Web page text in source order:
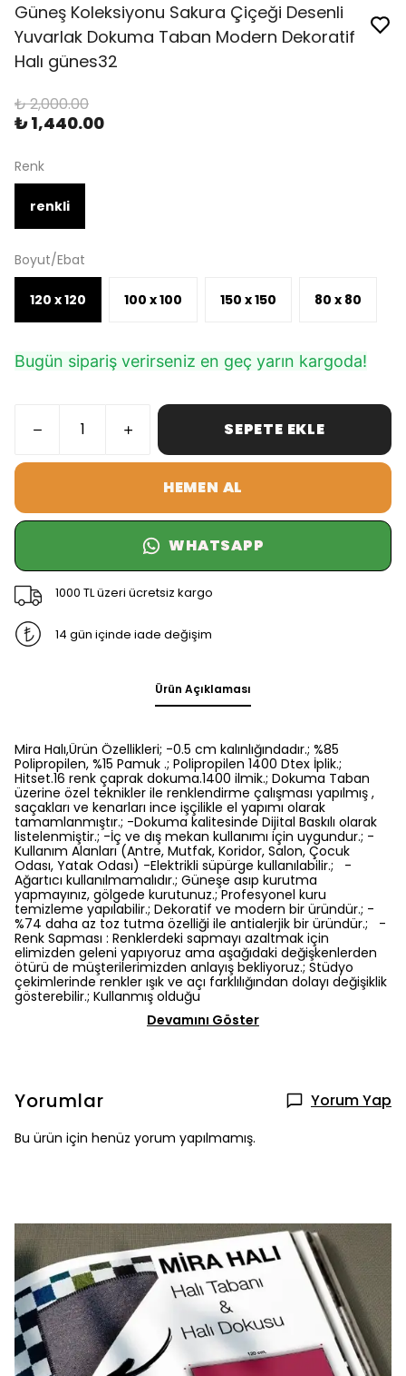
Güneş Koleksiyonu Sakura Çiçeği Desenli
Yuvarlak Dokuma Taban Modern Dekoratif
Halı günes32
₺ 2,000.00
₺ 1,440.00
Renk
renkli
Boyut/Ebat
120 x 120 100 x 100 150 x 150 80 x 80
Bugün sipariş verirseniz en geç yarın kargoda!
SEPETE EKLE
HEMEN AL
WHATSAPP
1000 TL üzeri ücretsiz kargo
14 gün içinde iade değişim
Ürün Açıklaması
Mira Halı,Ürün Özellikleri; -0.5 cm kalınlığındadır.; %85
Polipropilen, %15 Pamuk .; Polipropilen 1400 Dtex İplik.;
Hitset.16 renk çaprak dokuma.1400 ilmik.; Dokuma Taban
üzerine özel teknikler ile renklendirme çalışması yapılmış ,
saçakları ve kenarları ince işçilikle el yapımı olarak
tamamlanmıştır.; -Dokuma kalitesinde Dijital Baskılı olarak
listelenmiştir.; -İç ve dış mekan kullanımı için uygundur.; -
Kullanım Alanları (Antre, Mutfak, Koridor, Salon, Çocuk
Odası, Yatak Odası) -Elektrikli süpürge kullanılabilir.; -
Ağartıcı kullanılmamalıdır.; Güneşe asıp kurutma
yapmayınız, gölgede kurutunuz.; Profesyonel kuru
temizleme yapılabilir.; Dekoratif ve modern bir üründür.; -
%74 daha az toz tutma özelliği ile antialerjik bir üründür.; -
Renk Sapması : Renklerdeki sapmayı azaltmak için
elimizden geleni yapıyoruz ama aşağıdaki değişkenlerden
ötürü de müşterilerimizden anlayış bekliyoruz.; Stüdyo
çekimlerinde renkler ışık ve açı farklılığından dolayı değişiklik
gösterebilir.; Kullanmış olduğu
Devamını Göster
Yorumlar Yorum Yap
Bu ürün için henüz yorum yapılmamış.